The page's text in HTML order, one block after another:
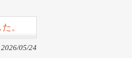
。
2026/05/24